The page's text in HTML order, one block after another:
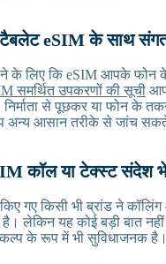
टैबलेट eSIM के साथ
के लिए कि eSIM आपके फोन
समर्थित उपकरणों की सूची
से पूछकर या फोन के
अन्य आसान तरीके से जांच
कॉल या टेक्स्ट संदेश
गए किसी भी ब्रांड ने
है। लेकिन यह कोई बड़ी बात
के रूप में भी सुविधाजनक है।